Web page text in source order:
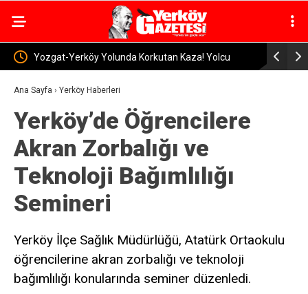
Yerköy’de 2026-2027 Eğitim Yılı Hazırlıkları Sürüyor:
Okullarda İnceleme
Prof.
Ana Sayfa › Yerköy Haberleri
Yerköy’de Öğrencilere
Akran Zorbalığı ve
Teknoloji Bağımlılığı
Semineri
Yerköy İlçe Sağlık Müdürlüğü, Atatürk Ortaokulu
öğrencilerine akran zorbalığı ve teknoloji
bağımlılığı konularında seminer düzenledi.